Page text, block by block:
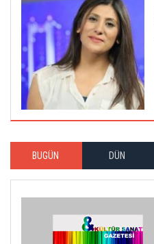
BUGÜN DÜN